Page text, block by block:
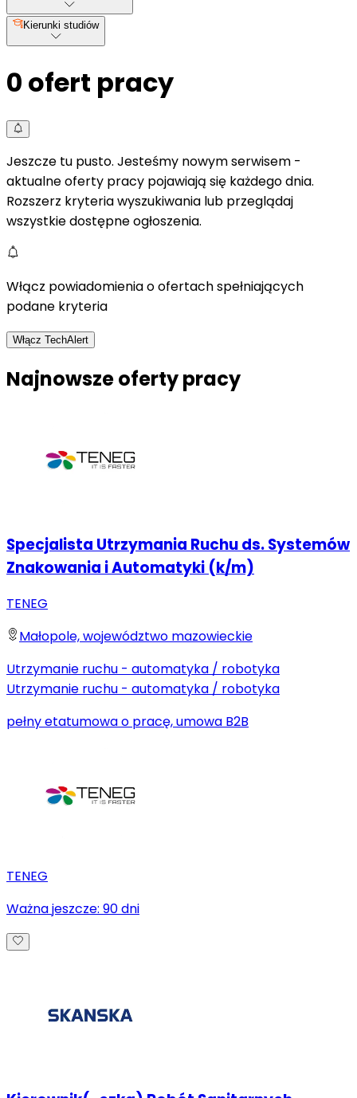
Kierunki studiów
0 ofert pracy
Jeszcze tu pusto. Jesteśmy nowym serwisem -
aktualne oferty pracy pojawiają się każdego dnia.
Rozszerz kryteria wyszukiwania lub przeglądaj
wszystkie dostępne ogłoszenia.
Włącz powiadomienia o ofertach spełniających
podane kryteria
Włącz TechAlert
Najnowsze oferty pracy
Specjalista Utrzymania Ruchu ds. Systemów
Znakowania i Automatyki (k/m)
TENEG
Małopole, województwo mazowieckie
Utrzymanie ruchu - automatyka / robotyka
Utrzymanie ruchu - automatyka / robotyka
pełny etatumowa o pracę, umowa B2B
TENEG
Ważna jeszcze: 90dni